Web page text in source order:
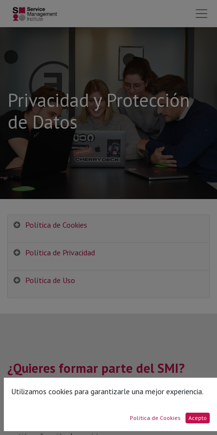
Privacidad y Protección
de Datos
Política de Cookies
Política de Privacidad
Política de Uso
¿Quieres formar parte del SMI?
significa integrarse en una comunidad global de profesionales
y organizaciones comprometidos con la excelencia en la
Utilizamos cookies para garantizarle una mejor experiencia.
Política de Cookies Acepto